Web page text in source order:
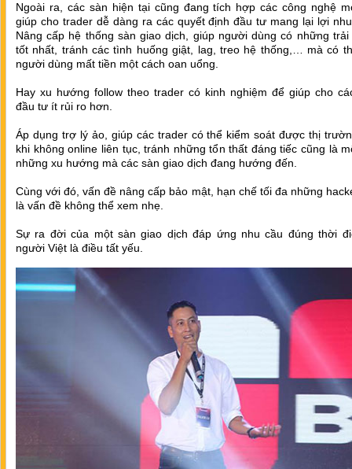
Ngoài ra, các sàn hiện tại cũng đang tích hợp các công nghệ
giúp cho trader dễ dàng ra các quyết định đầu tư mang lại lợi
Nâng cấp hệ thống sàn giao dịch, giúp người dùng có những trải
tốt nhất, tránh các tình huống giật, lag, treo hệ thống,… mà có
người dùng mất tiền một cách oan uổng.
Hay xu hướng follow theo trader có kinh nghiệm để giúp cho
đầu tư ít rủi ro hơn.
Áp dụng trợ lý ảo, giúp các trader có thể kiểm soát được thị
khi không online liên tục, tránh những tổn thất đáng tiếc cũng là
những xu hướng mà các sàn giao dịch đang hướng đến.
Cùng với đó, vấn đề nâng cấp bảo mật, hạn chế tối đa những
là vấn đề không thể xem nhẹ.
Sự ra đời của một sàn giao dịch đáp ứng nhu cầu đúng thời
người Việt là điều tất yếu.